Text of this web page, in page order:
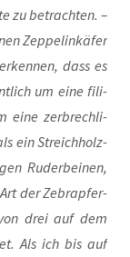
zu betrach­ten. –
Zep­pel­in­kä­fer
dass es
um eine fili­
eine zer­brech­li­
ein Streich­holz­
Ruder­bei­nen,
der Zebra­pfer­
drei auf dem
Als ich bis auf